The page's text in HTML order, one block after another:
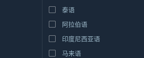
泰语
阿拉伯语
印度尼西亚语
马来语